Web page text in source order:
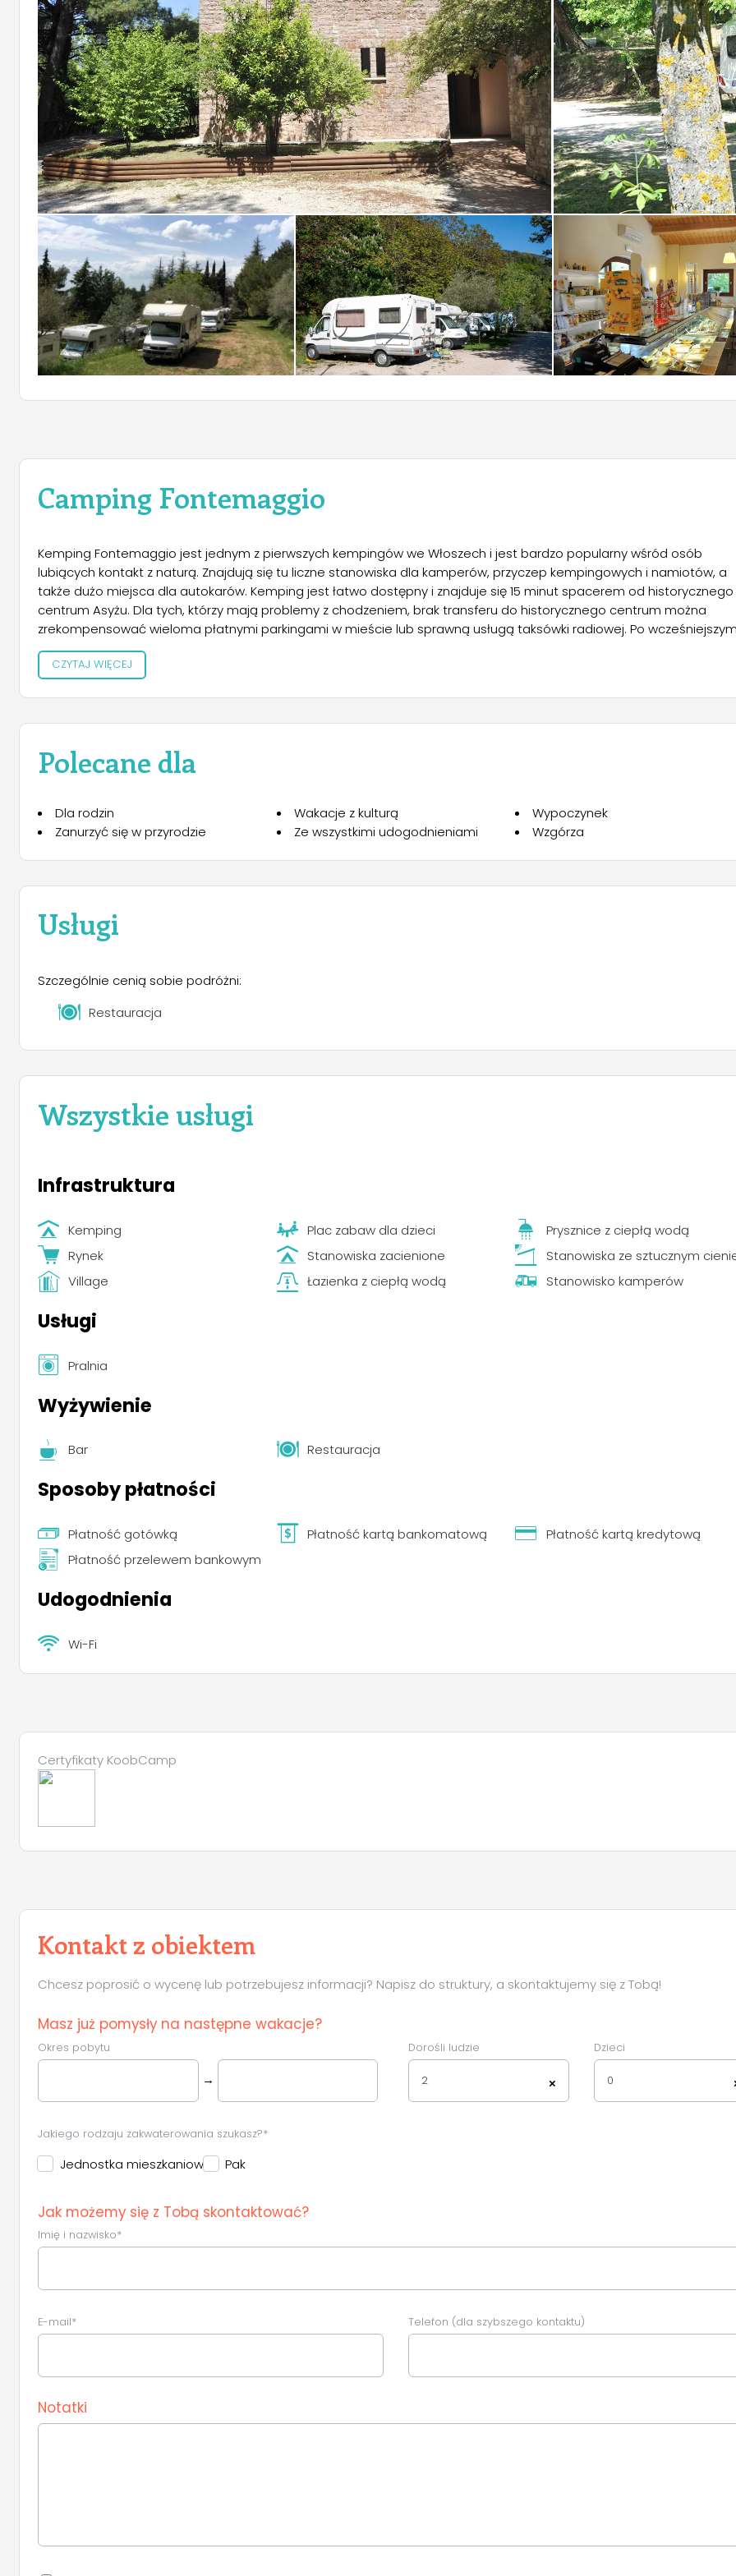
Camping Fontemaggio
Kemping Fontemaggio jest jednym z pierwszych kempingów we Włoszech i jest bardzo popularny wśród osób
lubiących kontakt z naturą. Znajdują się tu liczne stanowiska dla kamperów, przyczep kempingowych i namiotów, a
także dużo miejsca dla autokarów. Kemping jest łatwo dostępny i znajduje się 15 minut spacerem od historycznego
centrum Asyżu. Dla tych, którzy mają problemy z chodzeniem, brak transferu do historycznego centrum można
zrekompensować wieloma płatnymi parkingami w mieście lub sprawną usługą taksówki radiowej. Po
uzgodnieniu można zorganizować wycieczki i trekking na osiołku. Wiele stanowisk jest zacienionych i oferuje piękny
widok na dolinę Umbrii. Piękny plac zabaw (wszystko zgodnie z normami), otoczony zielenią, jest źródłem wielkiej
domowymi lodami oraz minimarket ze wszystkimi niezbędnymi produktami. Znajdują się tu również dwa punkty
z gorącymi prysznicami. Prąd i gorące prysznice są wliczone w cenę, a stawki są za noc, więc po każdym noclegu
CZYTAJ WIĘCEJ
Polecane dla
Dla rodzin Wakacje z kulturą
Wypoczynek
Zanurzyć się w przyrodzie
Ze wszystkimi udogodnieniami Wzgórza
Usługi
Szczególnie cenią sobie podróżni:
Restauracja
Wszystkie usługi
Infrastruktura
Kemping Plac zabaw dla dzieci
Prysznice z ciepłą wodą
Rynek
Stanowiska zacienione
Stanowiska ze sztucznym
Village
Łazienka z ciepłą wodą Stanowisko kamperów
Usługi
Pralnia
Wyżywienie
Bar Restauracja
Sposoby płatności
Płatność gotówką Płatność kartą bankomatową
Płatność kartą kredytową
Płatność przelewem bankowym
Udogodnienia
Wi-Fi
Certyfikaty KoobCamp
Kontakt z obiektem
Chcesz poprosić o wycenę lub potrzebujesz informacji? Napisz do struktury, a skontaktujemy się z Tobą!
Masz już pomysły na następne wakacje?
Okres pobytu
→
Dorośli ludzie
×
2
Dzieci
0
Jakiego rodzaju zakwaterowania szukasz?*
Jednostka mieszkaniowa Pak
Jak możemy się z Tobą skontaktować?
Imię i nazwisko*
E-mail* Telefon (dla szybszego kontaktu)
Notatki